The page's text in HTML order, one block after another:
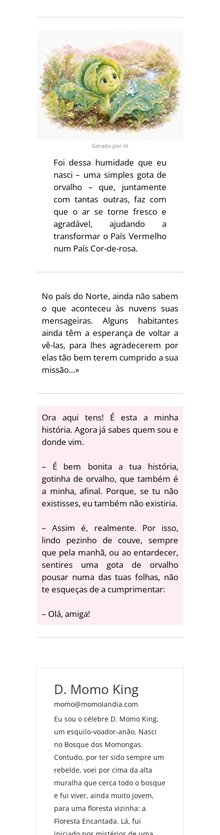
Foi dessa humidade que eu
nasci – uma simples gota de
orvalho – que, juntamente
com tantas outras, faz com
que o ar se torne fresco e
agradável, ajudando a
transformar o País Vermelho
num País Cor-de-rosa.
Gerado por IA
No país do Norte, ainda não sabem
o que aconteceu às nuvens suas
mensageiras. Alguns habitantes
ainda têm a esperança de voltar a
vê-las, para lhes agradecerem por
elas tão bem terem cumprido a sua
missão…»
Ora aqui tens! É esta a minha
história. Agora já sabes quem sou e
donde vim.
– É bem bonita a tua história,
gotinha de orvalho, que também é
a minha, afinal. Porque, se tu não
existisses, eu também não existiria.
– Assim é, realmente. Por isso,
lindo pezinho de couve, sempre
que pela manhã, ou ao entardecer,
sentires uma gota de orvalho
pousar numa das tuas folhas, não
te esqueças de a cumprimentar:
– Olá, amiga!
D. Momo King
momo@momolandia.com
Eu sou o célebre D. Momo King,
um esquilo-voador-anão. Nasci
no Bosque dos Momongas.
Contudo, por ter sido sempre um
rebelde, voei por cima da alta
muralha que cerca todo o bosque
e fui viver, ainda muito jovem,
para uma floresta vizinha: a
Floresta Encantada. Lá, fui